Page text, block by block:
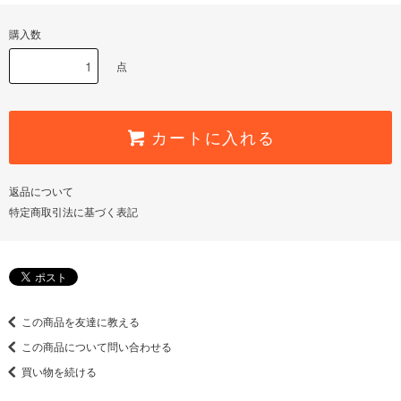
購入数
点
カートに入れる
返品について
特定商取引法に基づく表記
この商品を友達に教える
この商品について問い合わせる
買い物を続ける